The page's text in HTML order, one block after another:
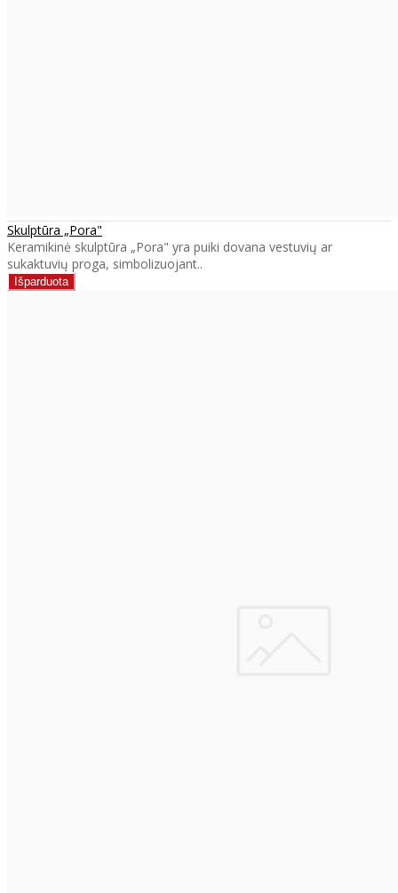
Skulptūra „Pora"
Keramikinė skulptūra „Pora" yra puiki dovana vestuvių ar
sukaktuvių proga, simbolizuojant..